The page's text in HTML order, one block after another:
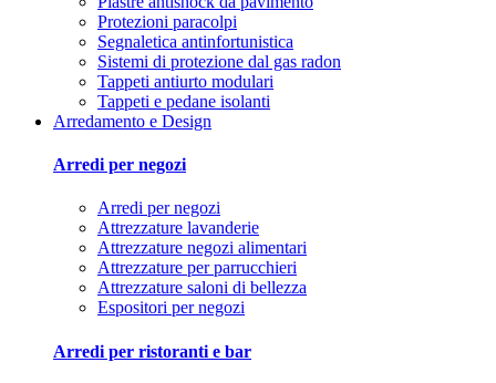
Protezioni paracolpi
Segnaletica antinfortunistica
Sistemi di protezione dal gas radon
Tappeti antiurto modulari
Tappeti e pedane isolanti
Arredamento e Design
Arredi per negozi
Arredi per negozi
Attrezzature lavanderie
Attrezzature negozi alimentari
Attrezzature per parrucchieri
Attrezzature saloni di bellezza
Espositori per negozi
Arredi per ristoranti e bar